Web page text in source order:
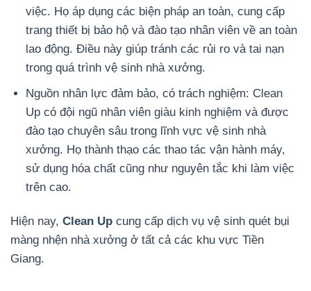
việc. Họ áp dụng các biện pháp an toàn, cung cấp
trang thiết bị bảo hộ và đào tạo nhân viên về an toàn
lao động. Điều này giúp tránh các rủi ro và tai nạn
trong quá trình vệ sinh nhà xưởng.
Nguồn nhân lực đảm bảo, có trách nghiệm: Clean
Up có đội ngũ nhân viên giàu kinh nghiệm và được
đào tạo chuyên sâu trong lĩnh vực vệ sinh nhà
xưởng. Họ thành thạo các thao tác vận hành máy,
sử dụng hóa chất cũng như nguyên tắc khi làm việc
trên cao.
Hiện nay, Clean Up cung cấp dịch vụ vệ sinh quét bụi
màng nhện nhà xưởng ở tất cả các khu vực Tiền
Giang.